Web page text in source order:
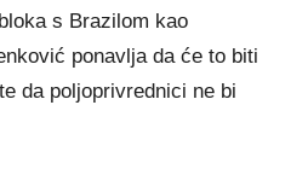
s Brazilom kao
ponavlja da će to biti
da poljoprivrednici ne bi